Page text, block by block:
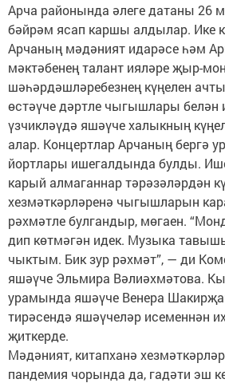
Арча районында әлеге датаны 26
бәйрәм ясап каршы алдылар. Ике
Арчаның мәдәният идарәсе һәм
мәктәбенең талант ияләре җыр-
шәһәрдәшләребезнең күңелен
өстәүче дәртле чыгышлары белән
үзчикләүдә яшәүче халыкның
алар. Концертлар Арчаның бергә
йортлары ишегалдында булды.
карый алмаганнар тәрәзәләрдән
хезмәткәрләренә чыгышларын
рәхмәтле булгандыр, мөгаен.
дип көтмәгән идек. Музыка
чыктым. Бик зур рәхмәт”, — ди
яшәүче Эльмира Вәлиәхмәтова.
урамында яшәүче Венера
тирәсендә яшәүчеләр исеменнән
җиткерде.
Мәдәният, китапханә
пандемия чорында да, гадәти эш